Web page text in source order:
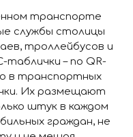
транспорте
службы столицы
троллейбусов и
таблички – по QR-
в транспортных
Их размещают
штук в каждом
граждан, не